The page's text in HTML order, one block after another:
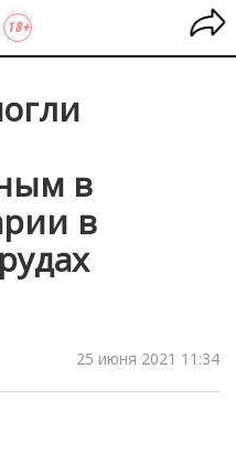
в
в
25 июня 2021 11:34